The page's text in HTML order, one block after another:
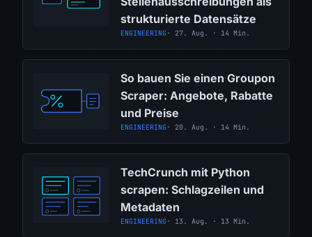
strukturierte Datensätze
ENGINEERING· 27. Aug. · 14 Min.
So bauen Sie einen Groupon
Scraper: Angebote, Rabatte
und Preise
ENGINEERING· 20. Aug. · 14 Min.
TechCrunch mit Python
scrapen: Schlagzeilen und
Metadaten
ENGINEERING· 13. Aug. · 13 Min.